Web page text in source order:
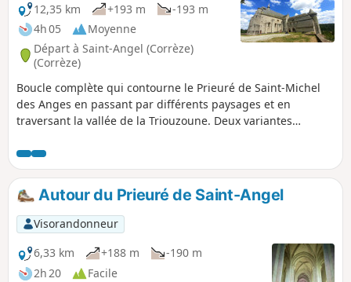
12,35 km
+193 m
-193 m
4h 05
Moyenne
Départ à Saint-Angel (Corrèze)
(Corrèze)
Boucle complète qui contourne le Prieuré de Saint-Michel
des Anges en passant par différents paysages et en
traversant la vallée de la Triouzoune. Deux variantes
Autour du Prieuré de Saint-Angel
Visorandonneur
6,33 km
+188 m
-190 m
2h 20
Facile